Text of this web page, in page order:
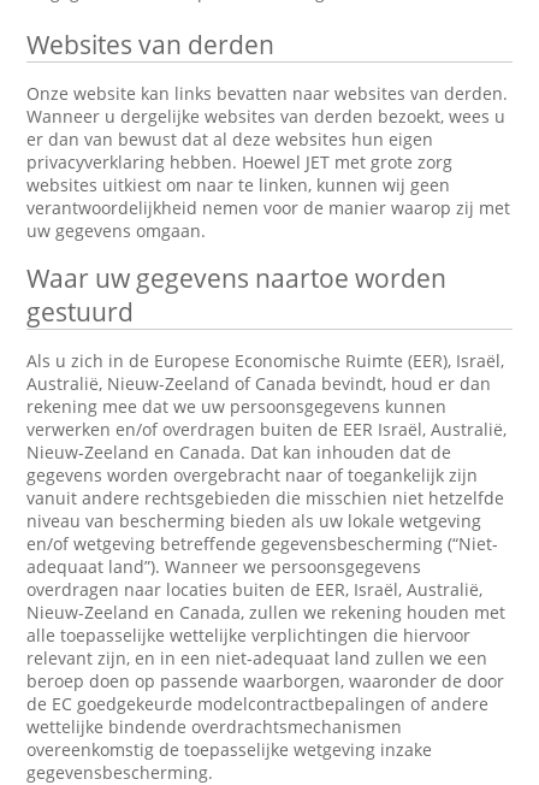
Websites van derden
Onze website kan links bevatten naar websites van derden.
Wanneer u dergelijke websites van derden bezoekt, wees u
er dan van bewust dat al deze websites hun eigen
privacyverklaring hebben. Hoewel JET met grote zorg
websites uitkiest om naar te linken, kunnen wij geen
verantwoordelijkheid nemen voor de manier waarop zij met
uw gegevens omgaan.
Waar uw gegevens naartoe worden
gestuurd
Als u zich in de Europese Economische Ruimte (EER), Israël,
Australië, Nieuw-Zeeland of Canada bevindt, houd er dan
rekening mee dat we uw persoonsgegevens kunnen
verwerken en/of overdragen buiten de EER Israël, Australië,
Nieuw-Zeeland en Canada. Dat kan inhouden dat de
gegevens worden overgebracht naar of toegankelijk zijn
vanuit andere rechtsgebieden die misschien niet hetzelfde
niveau van bescherming bieden als uw lokale wetgeving
en/of wetgeving betreffende gegevensbescherming (“Niet-
adequaat land”). Wanneer we persoonsgegevens
overdragen naar locaties buiten de EER, Israël, Australië,
Nieuw-Zeeland en Canada, zullen we rekening houden met
alle toepasselijke wettelijke verplichtingen die hiervoor
relevant zijn, en in een niet-adequaat land zullen we een
beroep doen op passende waarborgen, waaronder de door
de EC goedgekeurde modelcontractbepalingen of andere
wettelijke bindende overdrachtsmechanismen
overeenkomstig de toepasselijke wetgeving inzake
gegevensbescherming.